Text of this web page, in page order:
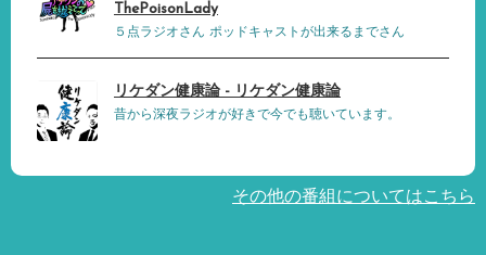
ThePoisonLady
５点ラジオさん ポッドキャストが出来るまでさん
リケダン健康論 - リケダン健康論
昔から深夜ラジオが好きで今でも聴いています。
その他の番組についてはこちら